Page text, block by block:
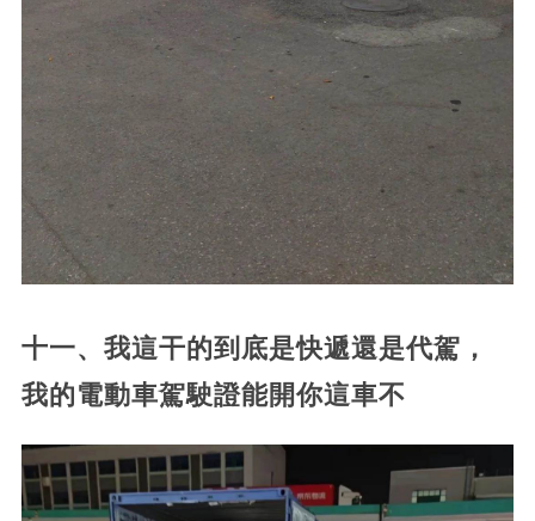
十一、我這干的到底是快遞還是代駕，
我的電動車駕駛證能開你這車不